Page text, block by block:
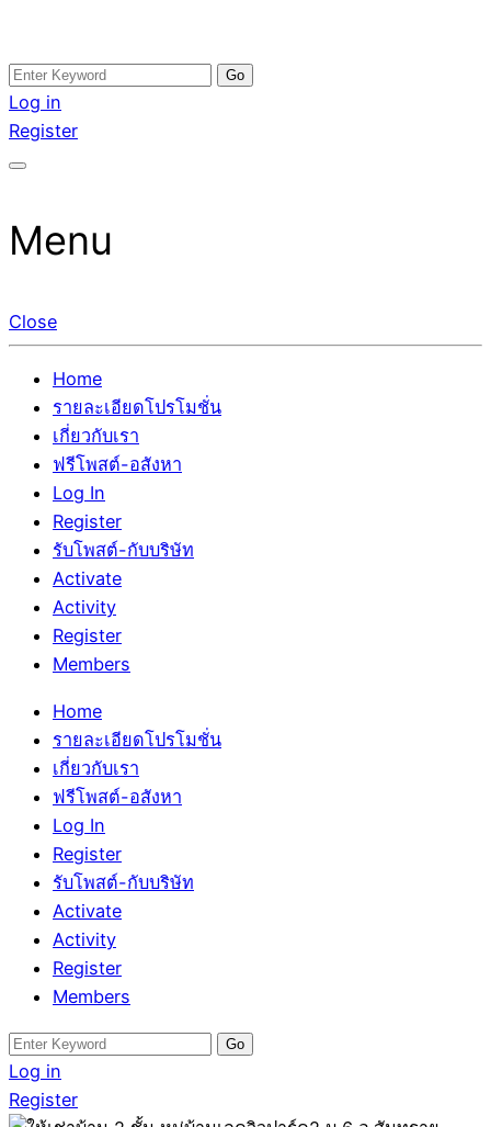
Skip
to
content
อสังหาโพสต์ รีวิวเยอะ รับจ้างโพสต์ขายบ้าน รับจ้างโพสต์อสัง
หา แตกต่างอย่างตั้งใจ รับรองผล อันดับ1 การโพสต์ขายอสังหา
กับทีมงานบริษัท บ้าน ที่ดิน คอนโด ติดGoogleหน้าแรกได้จริงๆ
รับจ้างโพสอสังหา ขายบ้าน อสังหาโพสต์ เชื่อถือได้จริง รับ
โพสต์ ที่ดิน กับทีมงานบริษัท ถูกและดีที่สุด ไม่มีค่านายหน้า
ขายได้จริงๆ ช่วยสร้างโอกาสในการขายได้มากกว่า ที่เดียว ที่
Search
for:
Log in
Register
Menu
Close
Home
รายละเอียดโปรโมชั่น
เกี่ยวกับเรา
ฟรีโพสต์-อสังหา
Log In
Register
รับโพสต์-กับบริษัท
Activate
Activity
Register
Members
Home
รายละเอียดโปรโมชั่น
เกี่ยวกับเรา
ฟรีโพสต์-อสังหา
Log In
Register
รับโพสต์-กับบริษัท
Activate
Activity
Register
Members
Search
for:
Log in
Register